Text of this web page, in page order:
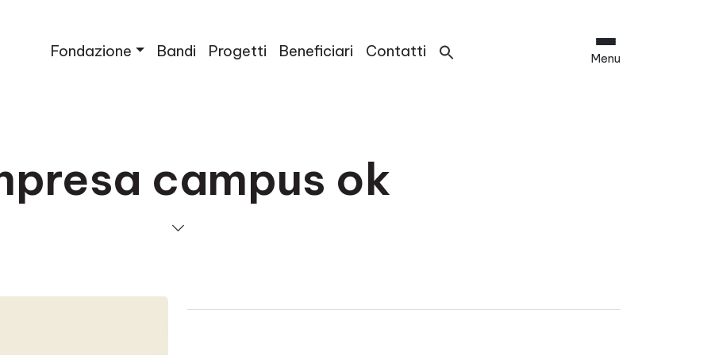
Fondazione Bandi Progetti Beneficiari Contatti Menu
campus ok